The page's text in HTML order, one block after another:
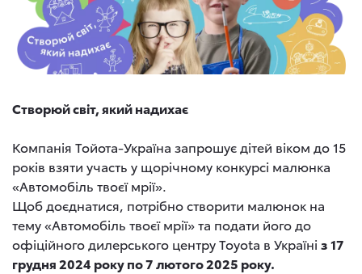
Створюй світ, який надихає
Компанія Тойота-Україна запрошує дітей віком до 15
років взяти участь у щорічному конкурсі малюнка
«Автомобіль твоєї мрії».
Щоб доєднатися, потрібно створити малюнок на
тему «Автомобіль твоєї мрії» та подати його до
офіційного дилерського центру Toyota в Україні з 17
грудня 2024 року по 7 лютого 2025 року.